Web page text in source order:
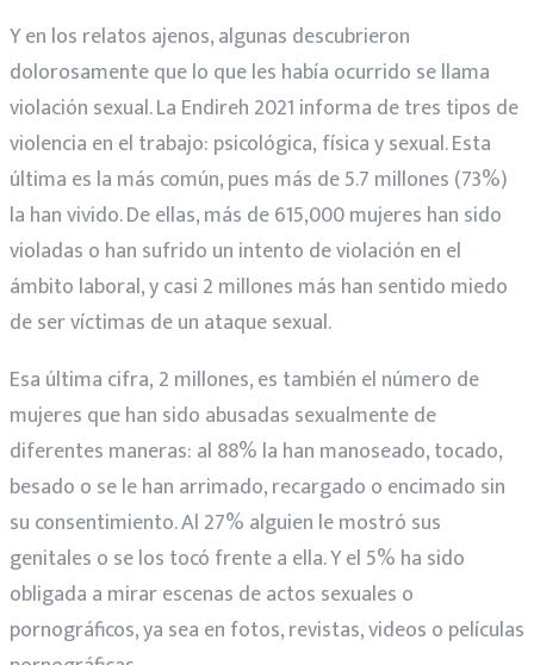
Y en los relatos ajenos, algunas descubrieron
dolorosamente que lo que les había ocurrido se llama
violación sexual. La Endireh 2021 informa de tres tipos de
violencia en el trabajo: psicológica, física y sexual. Esta
última es la más común, pues más de 5.7 millones (73%)
la han vivido. De ellas, más de 615,000 mujeres han sido
violadas o han sufrido un intento de violación en el
ámbito laboral, y casi 2 millones más han sentido miedo
de ser víctimas de un ataque sexual.
Esa última cifra, 2 millones, es también el número de
mujeres que han sido abusadas sexualmente de
diferentes maneras: al 88% la han manoseado, tocado,
besado o se le han arrimado, recargado o encimado sin
su consentimiento. Al 27% alguien le mostró sus
genitales o se los tocó frente a ella. Y el 5% ha sido
obligada a mirar escenas de actos sexuales o
pornográficos, ya sea en fotos, revistas, videos o películas